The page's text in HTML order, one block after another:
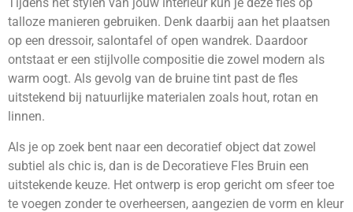
talloze manieren gebruiken. Denk daarbij aan het plaatsen
op een dressoir, salontafel of open wandrek. Daardoor
ontstaat er een stijlvolle compositie die zowel modern als
warm oogt. Als gevolg van de bruine tint past de fles
uitstekend bij natuurlijke materialen zoals hout, rotan en
linnen.
Als je op zoek bent naar een decoratief object dat zowel
subtiel als chic is, dan is de Decoratieve Fles Bruin een
uitstekende keuze. Het ontwerp is erop gericht om sfeer toe
te voegen zonder te overheersen, aangezien de vorm en kleur